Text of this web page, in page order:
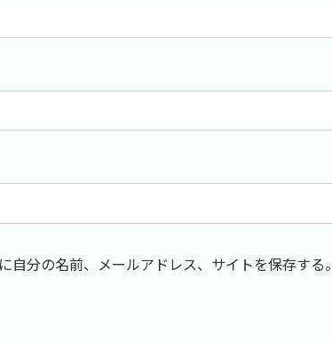
分の名前、メールアドレス、サイトを保存する。